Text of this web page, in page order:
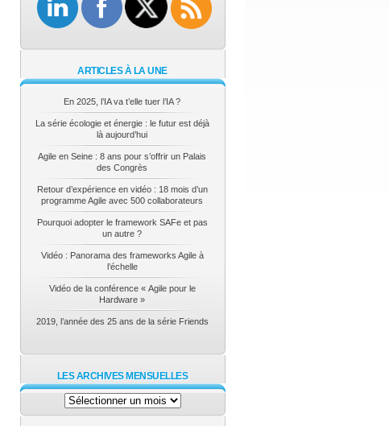
ARTICLES À LA UNE
En 2025, l’IA va t’elle tuer l’IA ?
La série écologie et énergie : le futur est déjà
là aujourd’hui
Agile en Seine : 8 ans pour s’offrir un Palais
des Congrès
Retour d’expérience en vidéo : 18 mois d’un
programme Agile avec 500 collaborateurs
Pourquoi adopter le framework SAFe et pas
un autre ?
Vidéo : Panorama des frameworks Agile à
l’échelle
Vidéo de la conférence « Agile pour le
Hardware »
2019, l’année des 25 ans de la série Friends
LES ARCHIVES MENSUELLES
Les
archives